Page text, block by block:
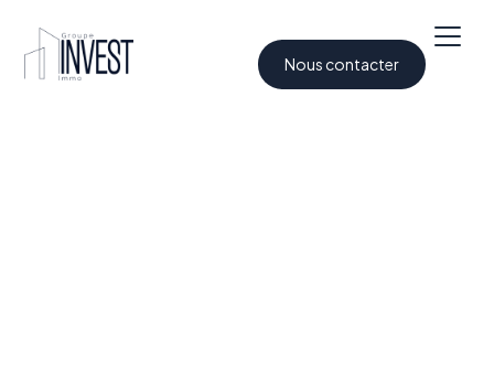
Nous contacter